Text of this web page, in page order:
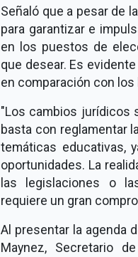
Señaló que a pesar de
para garantizar e
en los puestos de
que desear. Es
en comparación con los
"Los cambios jurídicos
basta con reglamentar
temáticas educativas,
oportunidades. La
las legislaciones o
requiere un gran
Al presentar la agenda
Maynez, Secretario